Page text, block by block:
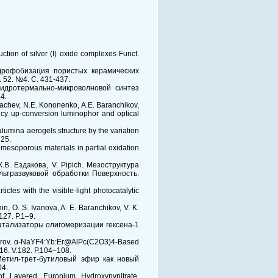
of silver (I) oxide complexes Funct.
пористых керамических
52. №4. С. 431-437.
микроволновой синтез
N.E. Kononenko, A.E. Baranchikov,
up-conversion luminophor and optical
aerogels structure by the variation
mesoporous materials in partial oxidation
Ездакова, V. Pipich. Мезоструктура
обработки Поверхность.
with the visible-light photocatalytic
O. S. Ivanova, A. E. Baranchikov, V. K.
P.1–9.
олигомеризации гексена-1
α-NaYF4:Yb:Er@AlPc(C2O3)4-Based
V.182. P.104–108.
трет-бутиловый эфир как новый
Layered Europium Hydroxynynitrate,